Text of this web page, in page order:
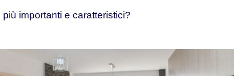
importanti e caratteristici?